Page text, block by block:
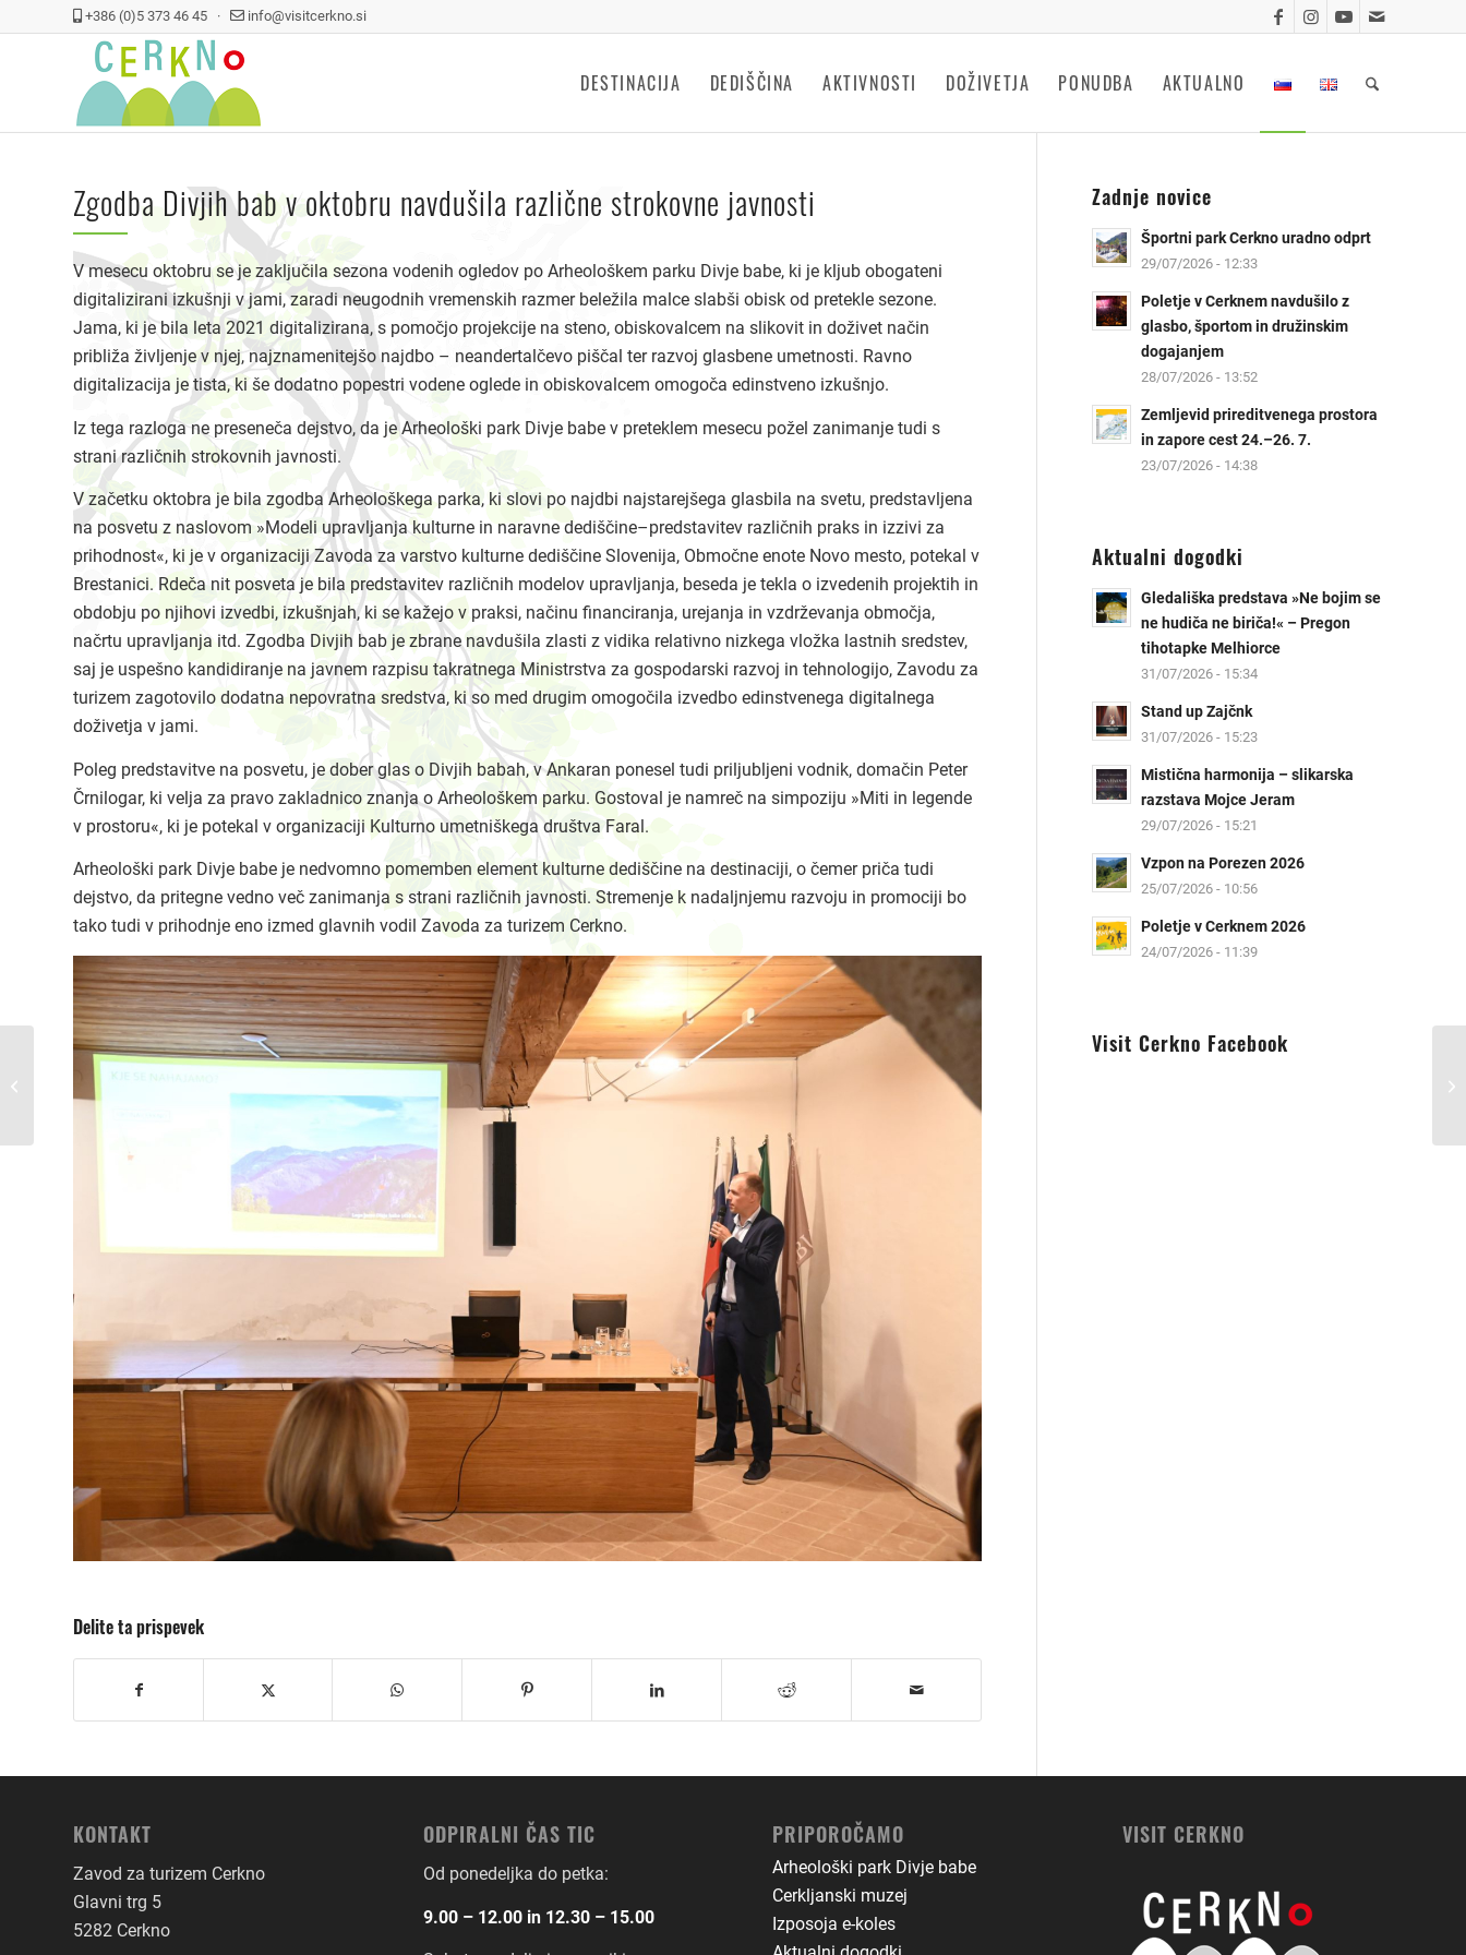
+386 (0)5 373 46 45 · info@visitcerkno.si
DESTINACIJA DEDIŠČINA AKTIVNOSTI DOŽIVETJA PONUDBA AKTUALNO
Zgodba Divjih bab v oktobru navdušila različne strokovne javnosti
V mesecu oktobru se je zaključila sezona vodenih ogledov po Arheološkem parku Divje babe, ki je kljub obogateni
digitalizirani izkušnji v jami, zaradi neugodnih vremenskih razmer beležila malce slabši obisk od pretekle sezone.
Jama, ki je bila leta 2021 digitalizirana, s pomočjo projekcije na steno, obiskovalcem na slikovit in doživet način
približa življenje v njej, najznamenitejšo najdbo – neandertalčevo piščal ter razvoj glasbene umetnosti. Ravno
digitalizacija je tista, ki še dodatno popestri vodene oglede in obiskovalcem omogoča edinstveno izkušnjo.
Iz tega razloga ne preseneča dejstvo, da je Arheološki park Divje babe v preteklem mesecu požel zanimanje tudi s
strani različnih strokovnih javnosti.
V začetku oktobra je bila zgodba Arheološkega parka, ki slovi po najdbi najstarejšega glasbila na svetu, predstavljena
na posvetu z naslovom »Modeli upravljanja kulturne in naravne dediščine–predstavitev različnih praks in izzivi za
prihodnost«, ki je v organizaciji Zavoda za varstvo kulturne dediščine Slovenija, Območne enote Novo mesto, potekal v
Brestanici. Rdeča nit posveta je bila predstavitev različnih modelov upravljanja, beseda je tekla o izvedenih projektih in
obdobju po njihovi izvedbi, izkušnjah, ki se kažejo v praksi, načinu financiranja, urejanja in vzdrževanja območja,
načrtu upravljanja itd. Zgodba Divjih bab je zbrane navdušila zlasti z vidika relativno nizkega vložka lastnih sredstev,
saj je uspešno kandidiranje na javnem razpisu takratnega Ministrstva za gospodarski razvoj in tehnologijo, Zavodu za
turizem zagotovilo dodatna nepovratna sredstva, ki so med drugim omogočila izvedbo edinstvenega digitalnega
doživetja v jami.
Poleg predstavitve na posvetu, je dober glas o Divjih babah, v Ankaran ponesel tudi priljubljeni vodnik, domačin Peter
Črnilogar, ki velja za pravo zakladnico znanja o Arheološkem parku. Gostoval je namreč na simpoziju »Miti in legende
v prostoru«, ki je potekal v organizaciji Kulturno umetniškega društva Faral.
Arheološki park Divje babe je nedvomno pomemben element kulturne dediščine na destinaciji, o čemer priča tudi
dejstvo, da pritegne vedno več zanimanja s strani različnih javnosti. Stremenje k nadaljnjemu razvoju in promociji bo
tako tudi v prihodnje eno izmed glavnih vodil Zavoda za turizem Cerkno.
Delite ta prispevek
Zadnje novice
Športni park Cerkno uradno odprt
29/07/2026 - 12:33
Poletje v Cerknem navdušilo z
glasbo, športom in družinskim
dogajanjem
28/07/2026 - 13:52
Zemljevid prireditvenega prostora
in zapore cest 24.–26. 7.
23/07/2026 - 14:38
Aktualni dogodki
Gledališka predstava »Ne bojim se
ne hudiča ne biriča!« – Pregon
tihotapke Melhiorce
31/07/2026 - 15:34
Stand up Zajčnk
31/07/2026 - 15:23
Mistična harmonija – slikarska
razstava Mojce Jeram
29/07/2026 - 15:21
Vzpon na Porezen 2026
25/07/2026 - 10:56
Poletje v Cerknem 2026
24/07/2026 - 11:39
Visit Cerkno Facebook
KONTAKT
Zavod za turizem Cerkno
Glavni trg 5
5282 Cerkno
ODPIRALNI ČAS TIC
Od ponedeljka do petka:
9.00 – 12.00 in 12.30 – 15.00
PRIPOROČAMO
Arheološki park Divje babe
Cerkljanski muzej
Izposoja e-koles
VISIT CERKNO
Zavod za turizem Cerkno
tudi letos pridobil
dodatna finančna